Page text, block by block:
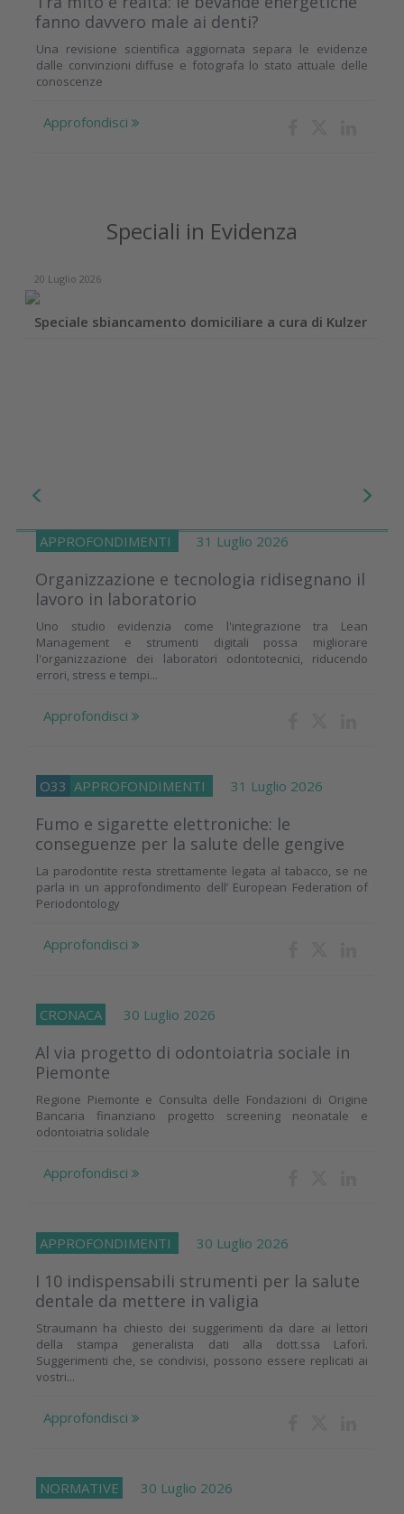
fanno davvero male ai denti?
Una revisione scientifica aggiornata separa le evidenze
dalle convinzioni diffuse e fotografa lo stato attuale delle
conoscenze
Approfondisci
Speciali in Evidenza
20 Luglio 2026
Speciale sbiancamento domiciliare a cura di Kulzer
APPROFONDIMENTI 31 Luglio 2026
Organizzazione e tecnologia ridisegnano il
lavoro in laboratorio
Uno studio evidenzia come l'integrazione tra Lean
Management e strumenti digitali possa migliorare
l'organizzazione dei laboratori odontotecnici, riducendo
errori, stress e tempi...
Approfondisci
O33 APPROFONDIMENTI 31 Luglio 2026
Fumo e sigarette elettroniche: le
conseguenze per la salute delle gengive
La parodontite resta strettamente legata al tabacco, se ne
parla in un approfondimento dell’ European Federation of
Periodontology
Approfondisci
CRONACA 30 Luglio 2026
Al via progetto di odontoiatria sociale in
Piemonte
Regione Piemonte e Consulta delle Fondazioni di Origine
Bancaria finanziano progetto screening neonatale e
odontoiatria solidale
Approfondisci
APPROFONDIMENTI 30 Luglio 2026
I 10 indispensabili strumenti per la salute
dentale da mettere in valigia
Straumann ha chiesto dei suggerimenti da dare ai lettori
della stampa generalista dati alla dott.ssa Laforì.
Suggerimenti che, se condivisi, possono essere replicati ai
vostri...
Approfondisci
NORMATIVE 30 Luglio 2026